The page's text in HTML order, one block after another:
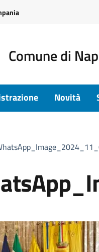
Comune di
Novità